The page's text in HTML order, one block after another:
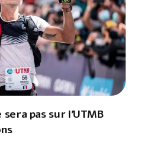
pas sur l'UTMB